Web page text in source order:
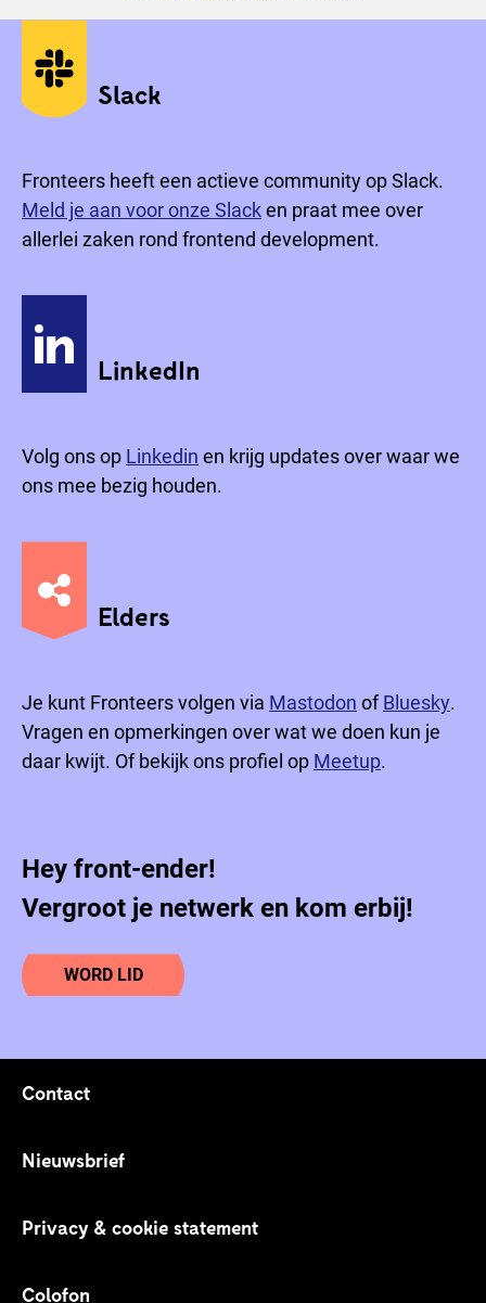
Sociale media
Slack
Fronteers heeft een actieve community op Slack.
Meld je aan voor onze Slacken praat mee over
allerlei zaken rond frontend development.
LinkedIn
Volg ons op Linkedin en krijg updates over waar we
ons mee bezig houden.
Elders
Je kunt Fronteers volgen via Mastodon ofBluesky.
Vragen en opmerkingen over wat we doen kun je
daar kwijt. Of bekijk ons profiel op Meetup.
Hey front-ender!
Vergroot je netwerk en kom erbij!
WORD LID
Footer links
Contact
Nieuwsbrief
Privacy & cookie statement
Colofon